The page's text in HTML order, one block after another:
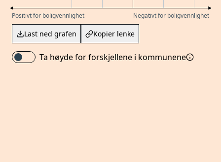
Negativt for boligvennlighet
Positivt for boligvennlighet
Last ned grafen Kopier lenke
Ta høyde for forskjellene i kommunene